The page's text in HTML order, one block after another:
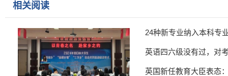
相关阅读
24种新专业纳入本科专
英语四六级没有过，对
英国新任教育大臣表态